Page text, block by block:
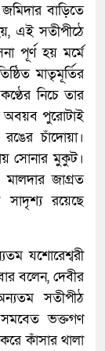
বাড়িতে
এই সতীপীঠে
পূর্ণ হয় মর্মে
মাতৃমূর্তির
নিচে তার
অবয়ব পুরোটাই
চাঁদোয়া।
সোনার মুকুট।
মালদার জাগ্রত
সাদৃশ্য রয়েছে
যশোরেশ্বরী
বলেন, দেবীর
সতীপীঠ
সমবেত ভক্তগণ
কাঁসার থালা